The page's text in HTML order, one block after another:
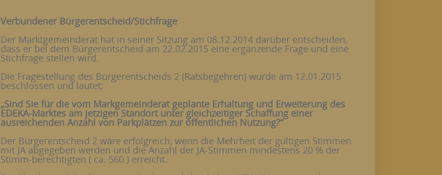
Verbundener Bürgerentscheid/Stichfrage
Der Marktgemeinderat hat in seiner Sitzung am 08.12.2014 darüber entscheiden,
dass er bei dem Bürgerentscheid am 22.02.2015 eine ergänzende Frage und eine
Stichfrage stellen wird.
Die Fragestellung des Bürgerentscheids 2 (Ratsbegehren) wurde am 12.01.2015
beschlossen und lautet:
„Sind Sie für die vom Markgemeinderat geplante Erhaltung und Erweiterung des
EDEKA-Marktes am jetzigen Standort unter gleichzeitiger Schaffung einer
ausreichenden Anzahl von Parkplätzen zur öffentlichen Nutzung?“
Der Bürgerentscheid 2 wäre erfolgreich, wenn die Mehrheit der gültigen Stimmen
mit JA abgegeben werden und die Anzahl der JA-Stimmen mindestens 20 % der
Stimm-berechtigten ( ca. 560 ) erreicht.